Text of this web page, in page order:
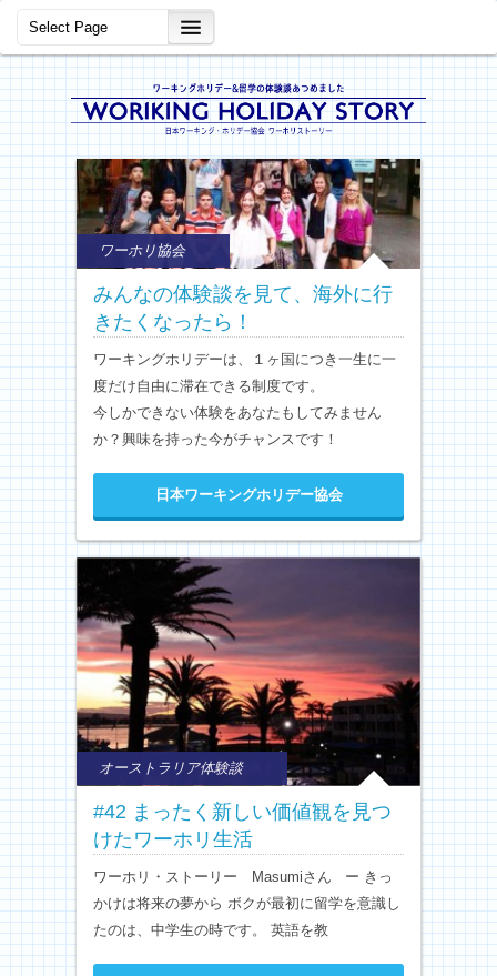
ワーホリ協会
みんなの体験談を見て、海外に行
きたくなったら！
ワーキングホリデーは、１ヶ国につき一生に一
度だけ自由に滞在できる制度です。
今しかできない体験をあなたもしてみません
か？興味を持った今がチャンスです！
日本ワーキングホリデー協会
オーストラリア体験談
#42 まったく新しい価値観を見つ
けたワーホリ生活
ワーホリ・ストーリー Masumiさん ー きっ
かけは将来の夢から ボクが最初に留学を意識し
たのは、中学生の時です。 英語を教